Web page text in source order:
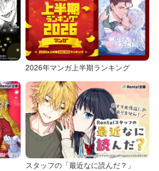
2026年マンガ上半期ランキング
スタッフの「最近なに読んだ？」